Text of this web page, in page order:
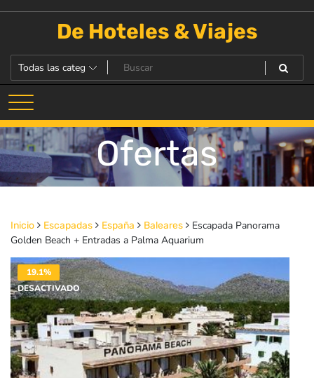
De Hoteles & Viajes
Ofertas
Inicio Escapadas España Baleares
Escapada Panorama
Golden Beach + Entradas a Palma Aquarium
19.1%
DESACTIVADO